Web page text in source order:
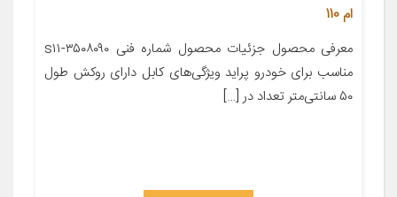
ام 110
معرفی محصول جزئیات محصول شماره فنی s۱۱-۳۵۰۸۰۹۰
مناسب برای خودرو پراید ویژگی‌های کابل دارای روکش طول
۵۰ سانتی‌متر تعداد در […]